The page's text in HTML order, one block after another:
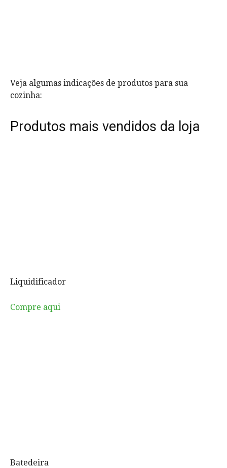
Veja algumas indicações de produtos para sua
cozinha:
Produtos mais vendidos da loja
Liquidificador
Compre aqui
Batedeira